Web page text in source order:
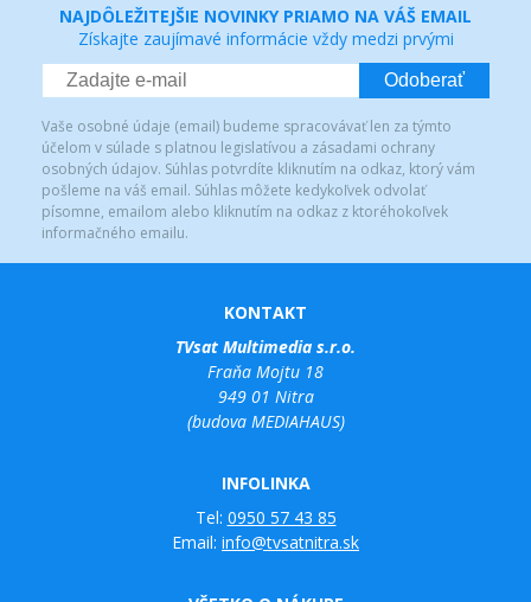
NAJDÔLEŽITEJŠIE NOVINKY PRIAMO NA VÁŠ EMAIL
Získajte zaujímavé informácie vždy medzi prvými
Odoberať
Vaše osobné údaje (email) budeme spracovávať len za týmto
účelom v súlade s platnou legislatívou a zásadami ochrany
osobných údajov. Súhlas potvrdíte kliknutím na odkaz, ktorý vám
pošleme na váš email. Súhlas môžete kedykoľvek odvolať
písomne, emailom alebo kliknutím na odkaz z ktoréhokoľvek
informačného emailu.
KONTAKT
TVsat Multimedia s.r.o.
Fraňa Mojtu 18
949 01 Nitra
(budova MEDIAHAUS)
INFOLINKA
Tel: 0950 57 43 85
Email: info@tvsatnitra.sk